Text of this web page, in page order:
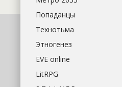
Попаданцы
Технотьма
Этногенез
EVE online
LitRPG